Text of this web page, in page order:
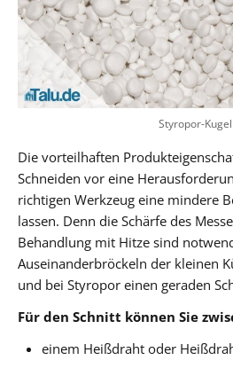
Styropor-
Die vorteilhaften
Schneiden vor eine
richtigen Werkzeug eine mindere
lassen. Denn die Schärfe des
Behandlung mit Hitze sind
Auseinanderbröckeln der kleinen
und bei Styropor einen geraden
Für den Schnitt können Sie
einem Heißdraht oder